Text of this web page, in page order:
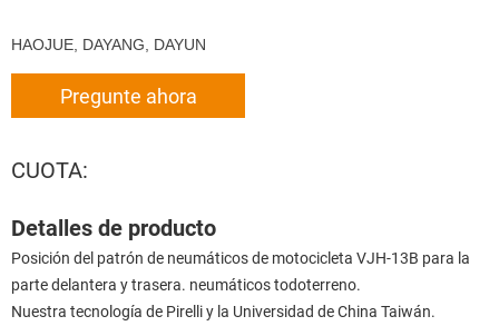
HAOJUE, DAYANG, DAYUN
Pregunte ahora
CUOTA:
Detalles de producto
Posición del patrón de neumáticos de motocicleta VJH-13B para la
parte delantera y trasera. neumáticos todoterreno.
Nuestra tecnología de Pirelli y la Universidad de China Taiwán.